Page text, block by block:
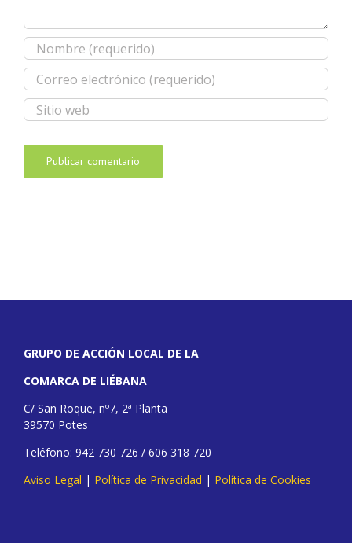
GRUPO DE ACCIÓN LOCAL DE LA
COMARCA DE LIÉBANA
C/ San Roque, nº7, 2ª Planta
39570 Potes
Teléfono: 942 730 726 / 606 318 720
Aviso Legal | Política de Privacidad | Política de Cookies